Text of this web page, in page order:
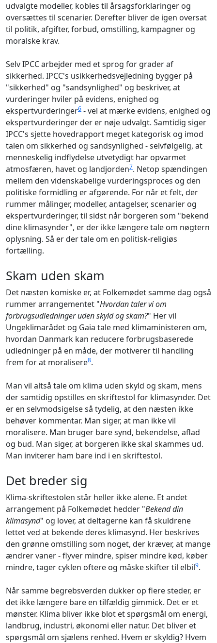
udvalgte modeller, kobles til årsagsforklaringer og
oversættes til scenarier. Derefter bliver de igen oversat
til politik, afgifter, forbud, omstilling, kampagner og
moralske krav.
Selv IPCC arbejder med et sprog for grader af
sikkerhed. IPCC's usikkerhedsvejledning bygger på
"sikkerhed" og "sandsynlighed" og beskriver, at
vurderinger hviler på evidens, enighed og
ekspertvurderinger6 - vel at mærke evidens, enighed og
ekspertvurderinger der er nøje udvalgt. Samtidig siger
IPCC's sjette hovedrapport meget kategorisk og imod
talen om sikkerhed og sandsynlighed - selvfølgelig, at
menneskelig indflydelse utvetydigt har opvarmet
atmosfæren, havet og landjorden7. Netop spændingen
mellem den videnskabelige vurderingsproces og den
politiske formidling er afgørende. For når et felt, der
rummer målinger, modeller, antagelser, scenarier og
ekspertvurderinger, til sidst når borgeren som "bekend
dine klimasynder", er der ikke længere tale om nøgtern
oplysning. Så er der tale om en politisk-religiøs
fortælling.
Skam uden skam
Det næsten komiske er, at Folkemødet samme dag også
rummer arrangementet "Hvordan taler vi om
forbrugsudledninger uden skyld og skam?" Her vil
Ungeklimarådet og Gaia tale med klimaministeren om,
hvordan Danmark kan reducere forbrugsbaserede
udledninger på en måde, der motiverer til handling
frem for at moralisere8.
Man vil altså tale om klima uden skyld og skam, mens
der samtidig opstilles en skriftestol for klimasynder. Det
er en selvmodsigelse så tydelig, at den næsten ikke
behøver kommentar. Man siger, at man ikke vil
moralisere. Man bruger bare synd, bekendelse, aflad
og bud. Man siger, at borgeren ikke skal skammes ud.
Man inviterer ham bare ind i en skriftestol.
Det breder sig
Klima-skriftestolen står heller ikke alene. Et andet
arrangement på Folkemødet hedder "Bekend din
klimasynd" og lover, at deltagerne kan få skuldrene
lettet ved at bekende deres klimasynd. Her beskrives
den grønne omstilling som noget, der kræver, at mange
ændrer vaner - flyver mindre, spiser mindre kød, køber
mindre, tager cyklen oftere og måske skifter til elbil9.
Når samme begrebsverden dukker op flere steder, er
det ikke længere bare en tilfældig gimmick. Det er et
mønster. Klima bliver ikke blot et spørgsmål om energi,
landbrug, industri, økonomi eller natur. Det bliver et
spørgsmål om sjælens renhed. Hvem er skyldig? Hvem